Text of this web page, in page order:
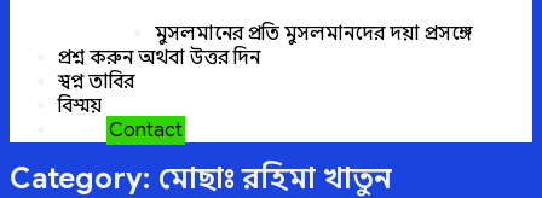
মুসলমানের প্রতি মুসলমানদের দয়া প্রসঙ্গে
প্রশ্ন করুন অথবা উত্তর দিন
স্বপ্ন তাবির
বিস্ময়
Contact
Category: মোছাঃ রহিমা খাতুন